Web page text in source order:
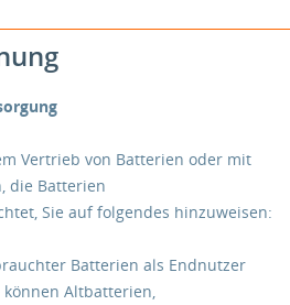
Vertrieb von Batterien oder mit
die Batterien
Sie auf folgendes hinzuweisen:
Batterien als Endnutzer
Altbatterien,